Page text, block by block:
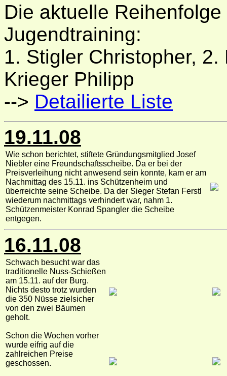
Die aktuelle
Jugendtraining:
1. Stigler Christopher,
Krieger Philipp
--> Detailierte Liste
19.11.08
Wie schon berichtet, stiftete Gründungsmitglied Josef
Niebler eine Freundschaftsscheibe. Da er bei der
Preisverleihung nicht anwesend sein konnte, kam er am
Nachmittag des 15.11. ins Schützenheim und
überreichte seine Scheibe. Da der Sieger Stefan Ferstl
wiederum nachmittags verhindert war, nahm 1.
Schützenmeister Konrad Spangler die Scheibe
entgegen.
16.11.08
Schwach besucht war das
traditionelle Nuss-Schießen
am 15.11. auf der Burg.
Nichts desto trotz wurden
die 350 Nüsse zielsicher
von den zwei Bäumen
geholt.
Schon die Wochen vorher
wurde eifrig auf die
zahlreichen Preise
geschossen.